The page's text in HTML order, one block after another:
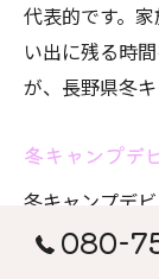
代表的です。
い出に残る時
が、長野県冬キ
冬キャンプデ
冬キャンプデ
充実した長野
でも安心して
080-